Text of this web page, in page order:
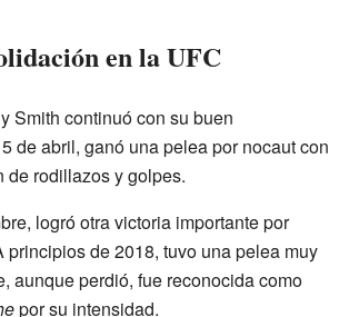
en la UFC
Smith continuó con su buen
de abril, ganó una pelea por nocaut con
de rodillazos y golpes.
logró otra victoria importante por
principios de 2018, tuvo una pelea muy
aunque perdió, fue reconocida como
por su intensidad.